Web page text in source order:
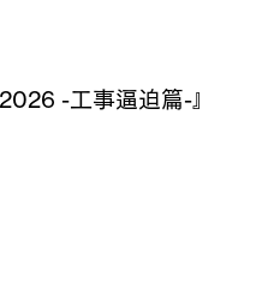
-工事逼迫篇-』